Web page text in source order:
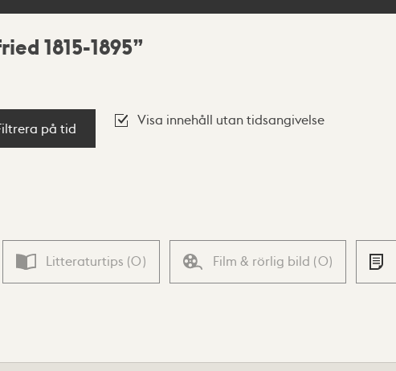
1815-1895
på tid
Visa innehåll utan tidsangivelse
Litteraturtips (0) Film & rörlig bild (0)